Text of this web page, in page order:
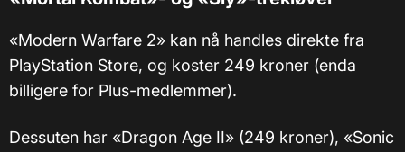
«Modern Warfare 2» kan nå handles direkte fra
PlayStation Store, og koster 249 kroner (enda
billigere for Plus-medlemmer).
Dessuten har «Dragon Age II» (249 kroner), «Sonic